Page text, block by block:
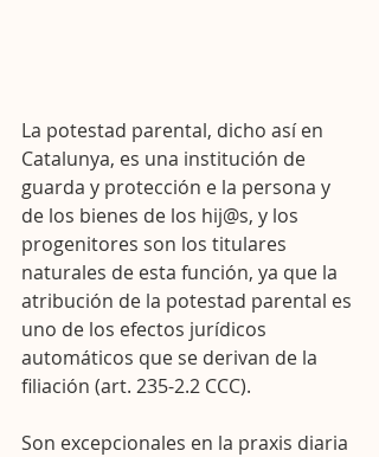
La potestad parental, dicho así en
Catalunya, es una institución de
guarda y protección e la persona y
de los bienes de los hij@s, y los
progenitores son los titulares
naturales de esta función, ya que la
atribución de la potestad parental es
uno de los efectos jurídicos
automáticos que se derivan de la
filiación (art. 235-2.2 CCC).
Son excepcionales en la praxis diaria